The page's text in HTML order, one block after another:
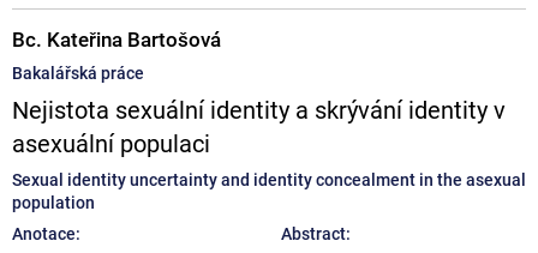
Bc. Kateřina Bartošová
Bakalářská práce
Nejistota sexuální identity a skrývání identity v
asexuální populaci
Sexual identity uncertainty and identity concealment in the asexual
population
Anotace:
Abstract: